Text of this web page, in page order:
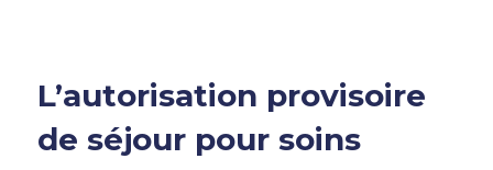
L’autorisation provisoire
de séjour pour soins